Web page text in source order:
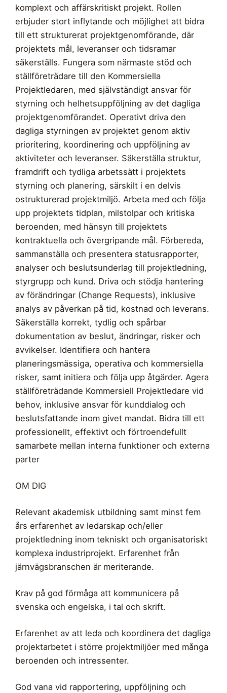
komplext och affärskritiskt projekt. Rollen
erbjuder stort inflytande och möjlighet att bidra
till ett strukturerat projektgenomförande, där
projektets mål, leveranser och tidsramar
säkerställs. Fungera som närmaste stöd och
ställföreträdare till den Kommersiella
Projektledaren, med självständigt ansvar för
styrning och helhetsuppföljning av det dagliga
projektgenomförandet. Operativt driva den
dagliga styrningen av projektet genom aktiv
prioritering, koordinering och uppföljning av
aktiviteter och leveranser. Säkerställa struktur,
framdrift och tydliga arbetssätt i projektets
styrning och planering, särskilt i en delvis
ostrukturerad projektmiljö. Arbeta med och följa
upp projektets tidplan, milstolpar och kritiska
beroenden, med hänsyn till projektets
kontraktuella och övergripande mål. Förbereda,
sammanställa och presentera statusrapporter,
analyser och beslutsunderlag till projektledning,
styrgrupp och kund. Driva och stödja hantering
av förändringar (Change Requests), inklusive
analys av påverkan på tid, kostnad och leverans.
Säkerställa korrekt, tydlig och spårbar
dokumentation av beslut, ändringar, risker och
avvikelser. Identifiera och hantera
planeringsmässiga, operativa och kommersiella
risker, samt initiera och följa upp åtgärder. Agera
ställföreträdande Kommersiell Projektledare vid
behov, inklusive ansvar för kunddialog och
beslutsfattande inom givet mandat. Bidra till ett
professionellt, effektivt och förtroendefullt
samarbete mellan interna funktioner och externa
parter
OM DIG
Relevant akademisk utbildning samt minst fem
års erfarenhet av ledarskap och/eller
projektledning inom tekniskt och organisatoriskt
komplexa industriprojekt. Erfarenhet från
järnvägsbranschen är meriterande.
Krav på god förmåga att kommunicera på
svenska och engelska, i tal och skrift.
Erfarenhet av att leda och koordinera det dagliga
projektarbetet i större projektmiljöer med många
beroenden och intressenter.
God vana vid rapportering, uppföljning och